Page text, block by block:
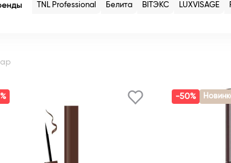
TNL Professional Белита BITЭКС LUXVISAGE
-50%